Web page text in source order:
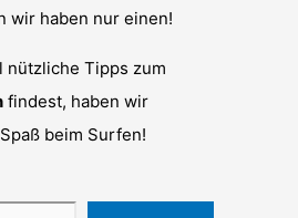
wir haben nur einen!
nützliche Tipps zum
findest, haben wir
beim Surfen!